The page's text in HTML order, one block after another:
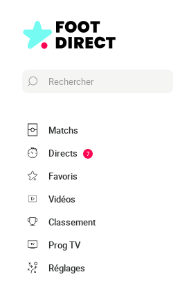
Rechercher
Matchs
Directs
7
Favoris
Vidéos
Classement
Prog TV
Réglages